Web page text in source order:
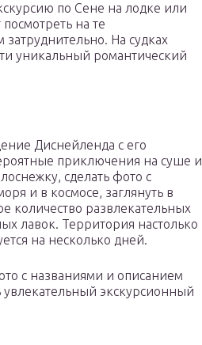
по Сене на лодке или
на те
На судках
уникальный романтический
Диснейленда с его
приключения на суше и
сделать фото с
и в космосе, заглянуть в
количество развлекательных
лавок. Территория настолько
на несколько дней.
с названиями и описанием
увлекательный экскурсионный